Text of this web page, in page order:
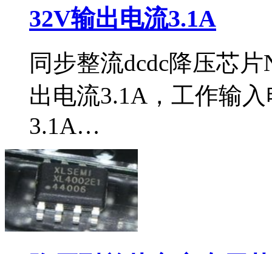
32V输出电流3.1A
同步整流dcdc降压芯
出电流3.1A，工作输
3.1A…